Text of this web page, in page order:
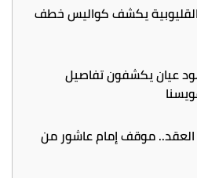
يكشف كواليس خطف
عيان يكشفون تفاصيل
العقد.. موقف إمام عاشور من